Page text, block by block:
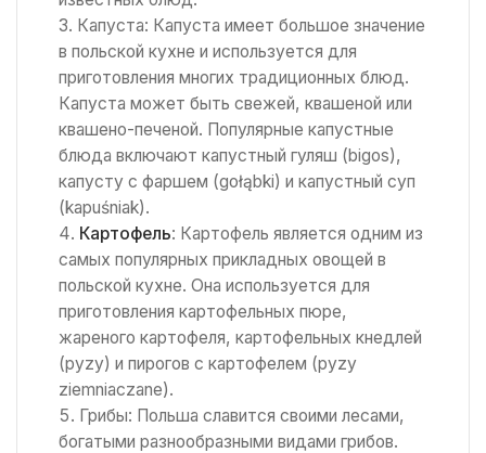
Капуста: Капуста имеет большое значение
в польской кухне и используется для
приготовления многих традиционных блюд.
Капуста может быть свежей, квашеной или
квашено-печеной. Популярные капустные
блюда включают капустный гуляш (bigos),
капусту с фаршем (gołąbki) и капустный суп
(kapuśniak).
Картофель: Картофель является одним из
самых популярных прикладных овощей в
польской кухне. Она используется для
приготовления картофельных пюре,
жареного картофеля, картофельных кнедлей
(pyzy) и пирогов с картофелем (pyzy
ziemniaczane).
Грибы: Польша славится своими лесами,
богатыми разнообразными видами грибов.